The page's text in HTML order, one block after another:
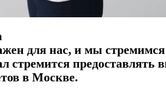
для нас, и мы
стремится
в Москве.